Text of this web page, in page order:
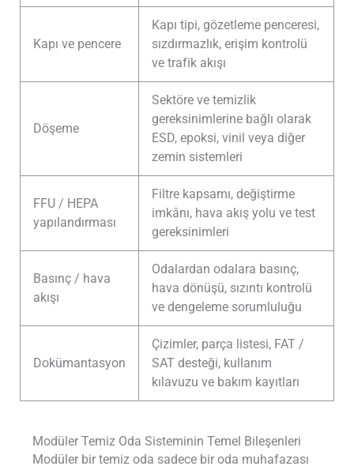
Kapı ve pencere
Kapı tipi, gözetleme penceresi,
sızdırmazlık, erişim kontrolü
ve trafik akışı
Döşeme
Sektöre ve temizlik
gereksinimlerine bağlı olarak
ESD, epoksi, vinil veya diğer
zemin sistemleri
FFU / HEPA
yapılandırması
Filtre kapsamı, değiştirme
imkânı, hava akış yolu ve test
gereksinimleri
Basınç / hava
akışı
Odalardan odalara basınç,
hava dönüşü, sızıntı kontrolü
ve dengeleme sorumluluğu
Dokümantasyon
Çizimler, parça listesi, FAT /
SAT desteği, kullanım
kılavuzu ve bakım kayıtları
Modüler Temiz Oda Sisteminin Temel Bileşenleri
Modüler bir temiz oda sadece bir oda muhafazası